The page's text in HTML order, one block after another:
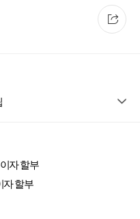
자 할부
자 할부